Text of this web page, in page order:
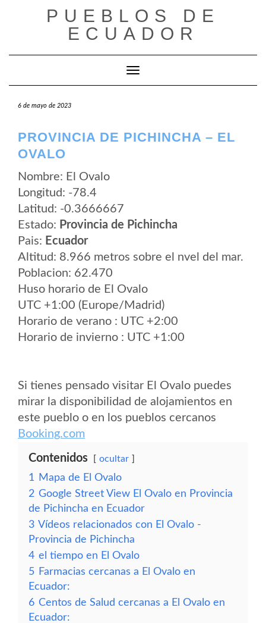
PUEBLOS DE
ECUADOR
Cambiar modo de navegación
6 de mayo de 2023
PROVINCIA DE PICHINCHA – EL
OVALO
Nombre: El Ovalo
Longitud: -78.4
Latitud: -0.3666667
Estado: Provincia de Pichincha
Pais: Ecuador
Altitud: 8.966 metros sobre el nvel del mar.
Poblacion: 62.470
Huso horario de El Ovalo
UTC +1:00 (Europe/Madrid)
Horario de verano : UTC +2:00
Horario de invierno : UTC +1:00
Si tienes pensado visitar El Ovalo puedes
mirar la disponibilidad de alojamientos en
este pueblo o en los pueblos cercanos
Booking.com
Contenidos ocultar
1
Mapa de El Ovalo
2 Google Street View El Ovalo en Provincia
de Pichincha en Ecuador
3 Vídeos relacionados con El Ovalo -
Provincia de Pichincha
4 el tiempo en El Ovalo
5 Farmacias cercanas a El Ovalo en
Ecuador:
6 Centos de Salud cercanas a El Ovalo en
Ecuador: